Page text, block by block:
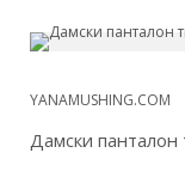
YANAMUSHING.COM
Дамски